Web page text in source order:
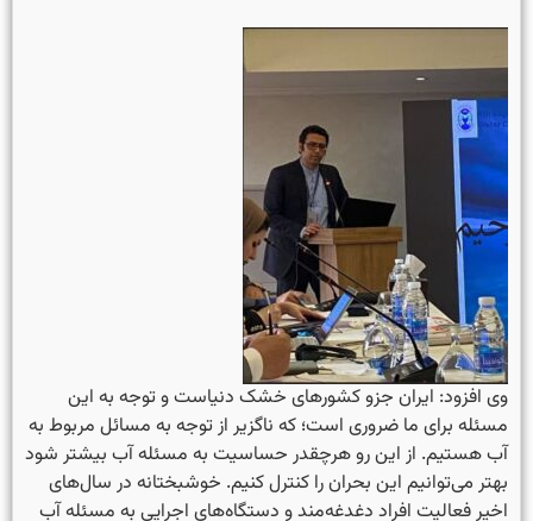
وی افزود: ایران جزو کشورهای خشک دنیاست و توجه به این
مسئله برای ما ضروری است؛ که ناگزیر از توجه به مسائل مربوط به
آب هستیم. از این رو هرچقدر حساسیت به مسئله آب بیشتر شود
بهتر می‌توانیم این بحران را کنترل کنیم. خوشبختانه در سال‌های
اخیر فعالیت افراد دغدغه‌مند و دستگاه‌های اجرایی به مسئله آب